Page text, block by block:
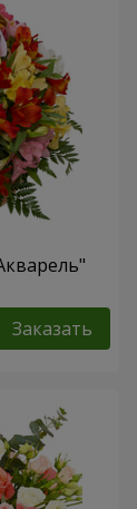
Заказать